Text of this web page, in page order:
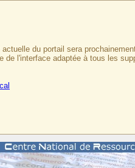
du portail sera
de l'interface adaptée à tous les